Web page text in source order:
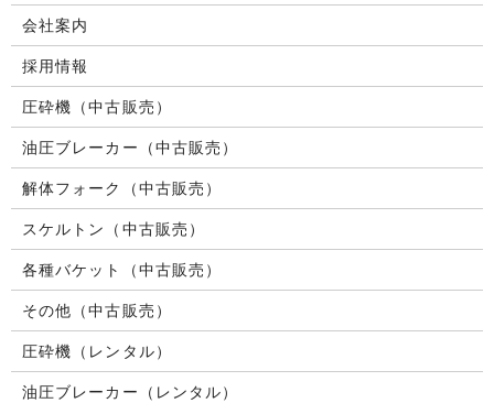
会社案内
採用情報
圧砕機（中古販売）
油圧ブレーカー（中古販売）
解体フォーク（中古販売）
スケルトン（中古販売）
各種バケット（中古販売）
その他（中古販売）
圧砕機（レンタル）
油圧ブレーカー（レンタル）